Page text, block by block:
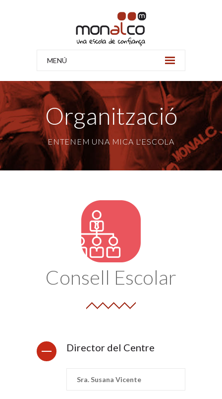
MENÚ
Organització
ENTENEM UNA MICA L'ESCOLA
Consell Escolar
Director del Centre
Sra. Susana Vicente